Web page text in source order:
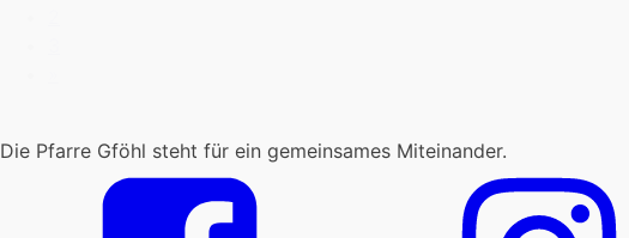
Die Pfarre Gföhl steht für ein gemeinsames Miteinander.